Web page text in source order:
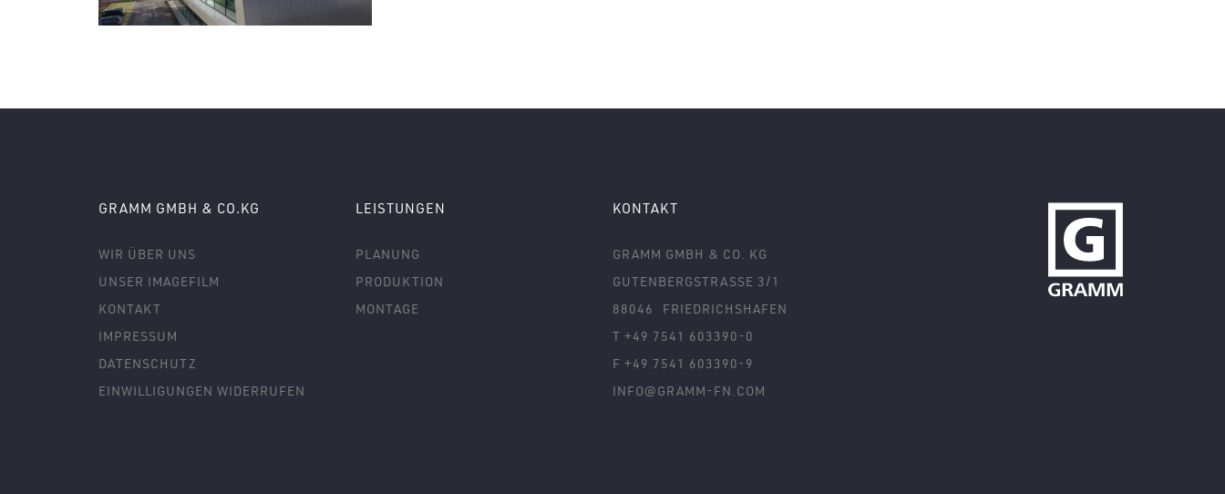
GRAMM GMBH & CO.KG
WIR ÜBER UNS
UNSER IMAGEFILM
KONTAKT
IMPRESSUM
DATENSCHUTZ
EINWILLIGUNGEN WIDERRUFEN
LEISTUNGEN
PLANUNG
PRODUKTION
MONTAGE
KONTAKT
GRAMM GMBH & CO. KG
GUTENBERGSTRASSE 3/1
88046
FRIEDRICHSHAFEN
T +49 7541 603390-0
F +49 7541 603390-9
INFO@GRAMM-FN.COM